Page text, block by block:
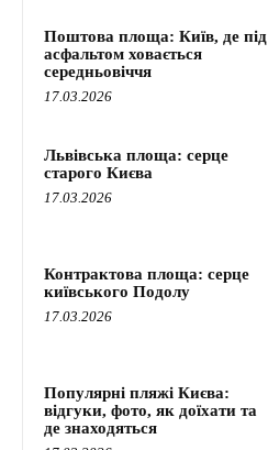
Поштова площа: Київ, де під
асфальтом ховається
середньовіччя
17.03.2026
Львівська площа: серце
старого Києва
17.03.2026
Контрактова площа: серце
київського Подолу
17.03.2026
Популярні пляжі Києва:
відгуки, фото, як доїхати та
де знаходяться